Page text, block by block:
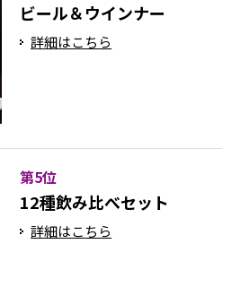
ビール＆ウインナー
詳細はこちら
第5位
12種飲み比べセット
詳細はこちら